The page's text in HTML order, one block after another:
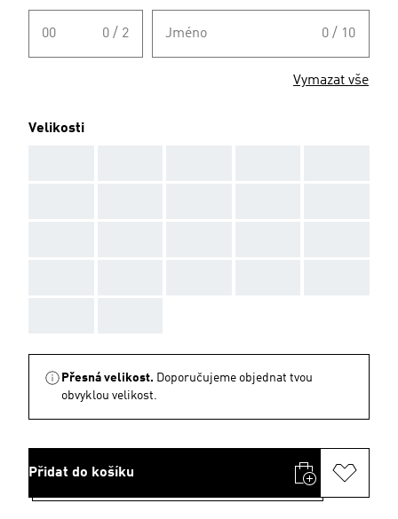
00 0 / 2 Jméno 0 / 10
Vymazat vše
Velikosti
Přesná velikost. Doporučujeme objednat tvou
obvyklou velikost.
Přidat do košíku